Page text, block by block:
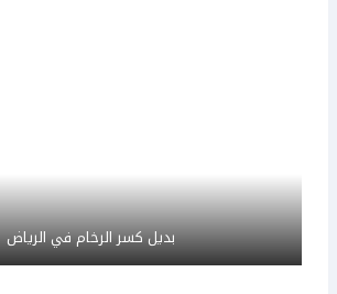
بديل كسر الرخام في الرياض